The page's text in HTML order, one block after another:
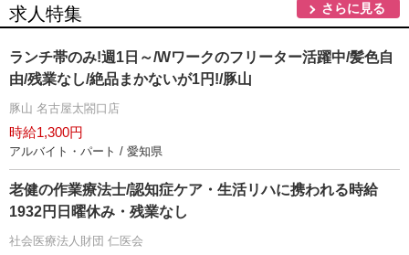
求人特集 さらに見る
ランチ帯のみ!週1日～/Wワークのフリーター活躍中/髪色自
由/残業なし/絶品まかないが1円!/豚山
豚山 名古屋太閤口店
時給1,300円
アルバイト・パート / 愛知県
老健の作業療法士/認知症ケア・生活リハに携われる時給
1932円日曜休み・残業なし
社会医療法人財団 仁医会